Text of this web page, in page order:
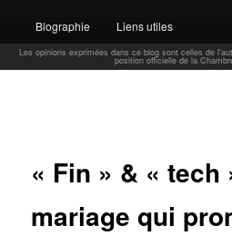
Biographie Liens utiles
Les opinions exprimées dans ce blog sont celles de
position officielle de la
« Fin » & « tech
mariage qui